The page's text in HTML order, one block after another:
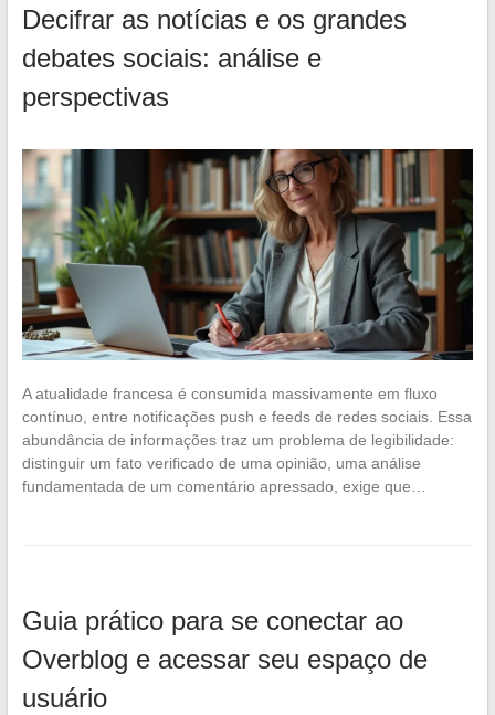
Decifrar as notícias e os grandes
debates sociais: análise e
perspectivas
A atualidade francesa é consumida massivamente em fluxo
contínuo, entre notificações push e feeds de redes sociais. Essa
abundância de informações traz um problema de legibilidade:
distinguir um fato verificado de uma opinião, uma análise
fundamentada de um comentário apressado, exige que…
Guia prático para se conectar ao
Overblog e acessar seu espaço de
usuário